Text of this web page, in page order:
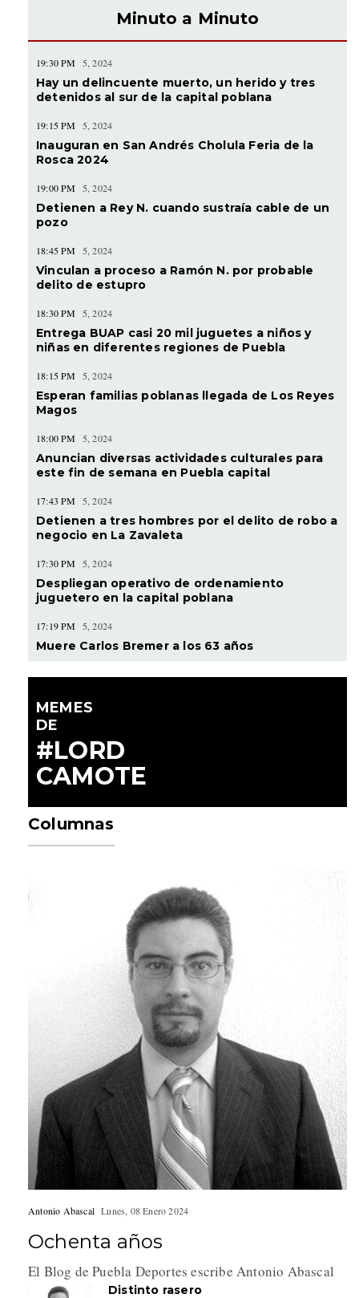
Minuto a Minuto
19:30 PM 5, 2024
Hay un delincuente muerto, un herido y tres
detenidos al sur de la capital poblana
19:15 PM 5, 2024
Inauguran en San Andrés Cholula Feria de la
Rosca 2024
19:00 PM 5, 2024
Detienen a Rey N. cuando sustraía cable de un
pozo
18:45 PM 5, 2024
Vinculan a proceso a Ramón N. por probable
delito de estupro
18:30 PM 5, 2024
Entrega BUAP casi 20 mil juguetes a niños y
niñas en diferentes regiones de Puebla
18:15 PM 5, 2024
Esperan familias poblanas llegada de Los Reyes
Magos
18:00 PM 5, 2024
Anuncian diversas actividades culturales para
este fin de semana en Puebla capital
17:43 PM 5, 2024
Detienen a tres hombres por el delito de robo a
negocio en La Zavaleta
17:30 PM 5, 2024
Despliegan operativo de ordenamiento
juguetero en la capital poblana
17:19 PM 5, 2024
Muere Carlos Bremer a los 63 años
MEMES
DE
#LORD
CAMOTE
Columnas
Antonio Abascal Lunes, 08 Enero 2024
Ochenta años
El Blog de Puebla Deportes escribe Antonio Abascal
Distinto rasero